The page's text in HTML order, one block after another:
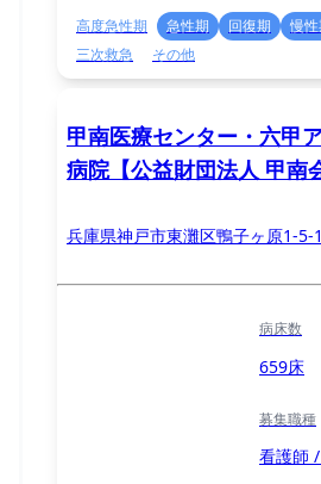
高度急性期 急性期 回復期 慢
三次救急
その他
甲南医療センター・六甲
病院【公益財団法人 甲南
兵庫県神戸市東灘区鴨子ヶ原1-5-
病床数
659床
募集職種
看護師